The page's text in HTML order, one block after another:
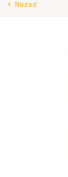
Brendovi
Nazad